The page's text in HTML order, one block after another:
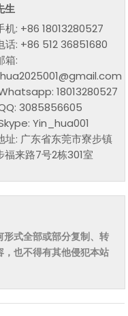
生
机: +86 18013280527
话: +86 512 36851680
箱:
18013280527
3085856605
Yin_hua001
址: 广东省东莞市寮步镇
福来路7号2栋301室
式全部或部分复制、转
也不得有其他侵犯本站